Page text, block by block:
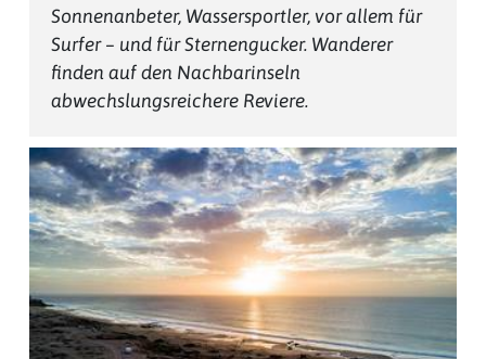
Sonnenanbeter, Wassersportler, vor allem für
Surfer – und für Sternengucker. Wanderer
finden auf den Nachbarinseln
abwechslungsreichere Reviere.